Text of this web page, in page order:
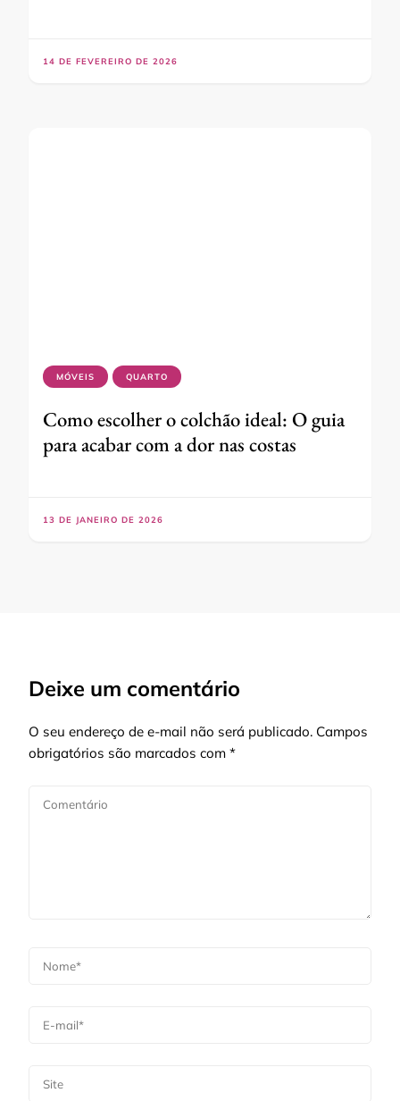
14 DE FEVEREIRO DE 2026
MÓVEIS QUARTO
Como escolher o colchão ideal: O guia
para acabar com a dor nas costas
13 DE JANEIRO DE 2026
Deixe um comentário
O seu endereço de e-mail não será publicado. Campos
obrigatórios são marcados com *